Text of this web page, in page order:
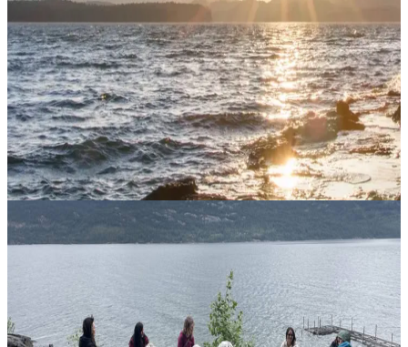
Prendi vita
Con Ian Curtin e Louise Amuir 20 - 25 settembre 2026 Questo è il
programma centrale più richiesto del Haven: un punto di partenza
ideale, oppure un passo successivo particolarmente incisivo, per
chiun...
2240,00 CA$
21 settembre 2026 01:00
Gabriola, Canada
Sentinel Presents – Ritiro Trauma As Medicine
Guarigione attraverso la presenza, la responsabilità e la saggezza
incarnata. Trauma as Medicine è un ritiro cerimoniale e integrativo
di guarigione fondato su una visione chiara e potente: il dolore....